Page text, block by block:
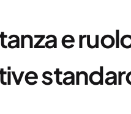
e